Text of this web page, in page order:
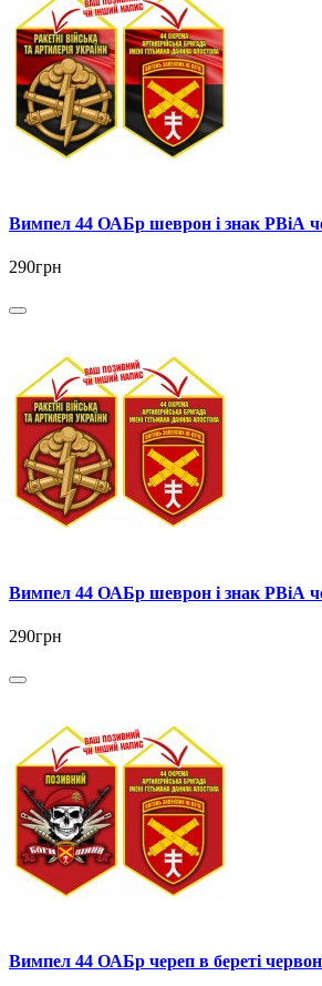
Вимпел 44 ОАБр шеврон і знак РВіА
290грн
Вимпел 44 ОАБр шеврон і знак РВіА
290грн
Вимпел 44 ОАБр череп в береті